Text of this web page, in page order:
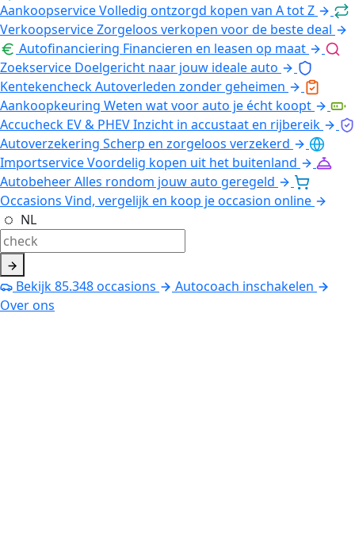
AankoopserviceVolledig ontzorgd kopen van A tot Z
VerkoopserviceZorgeloos verkopen voor de beste deal
Autofinanciering Financieren en leasen op maat
Zoekservice Doelgericht naar jouw ideale auto
KentekencheckAutoverleden zonder geheimen
Aankoopkeuring Weten wat voor auto je écht koopt
Accucheck EV & PHEVInzicht in accustaat en rijbereik
Autoverzekering Scherp en zorgeloos verzekerd
ImportserviceVoordelig kopen uit het buitenland
AutobeheerAlles rondom jouw auto geregeld
Occasions Vind, vergelijk en koop je occasion online
NL
Bekijk85.348occasions
Autocoach inschakelen
Over ons